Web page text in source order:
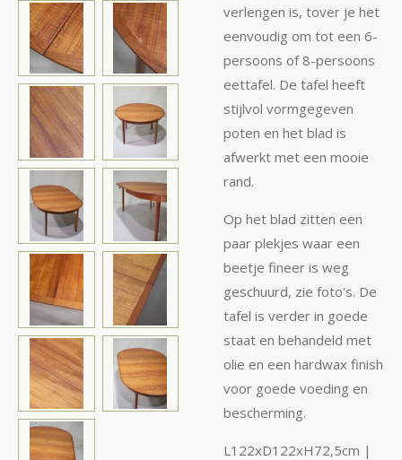
verlengen is, tover je het
eenvoudig om tot een 6-
persoons of 8-persoons
eettafel. De tafel heeft
stijlvol vormgegeven
poten en het blad is
afwerkt met een mooie
rand.
Op het blad zitten een
paar plekjes waar een
beetje fineer is weg
geschuurd, zie foto's. De
tafel is verder in goede
staat en behandeld met
olie en een hardwax finish
voor goede voeding en
bescherming.
L122xD122xH72,5cm |